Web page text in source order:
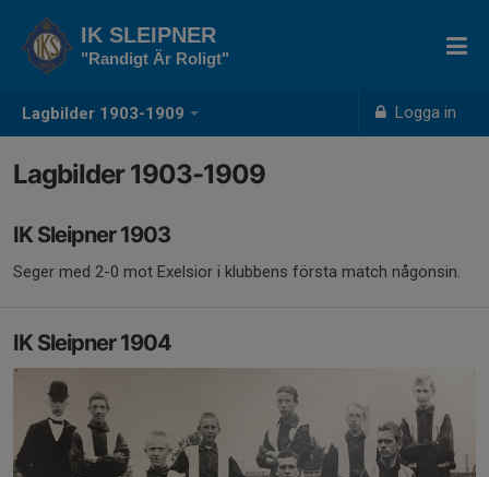
Lagbilder 1903-1909 Logga in
IK SLEIPNER
"Randigt Är Roligt"
Lagbilder 1903-1909
IK Sleipner 1903
Seger med 2-0 mot Exelsior i klubbens första match någonsin.
IK Sleipner 1904